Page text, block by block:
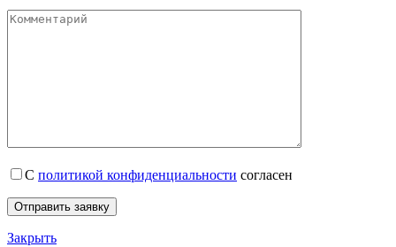
С политикой конфиденциальности согласен
Закрыть